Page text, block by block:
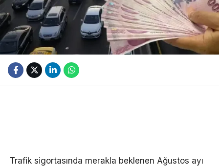
Trafik sigortasında merakla beklenen Ağustos ayı